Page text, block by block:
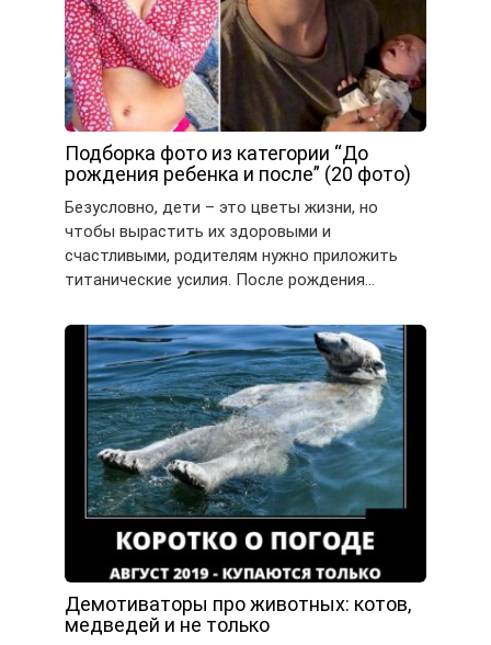
Подборка фото из категории “До
рождения ребенка и после” (20 фото)
Безусловно, дети – это цветы жизни, но
чтобы вырастить их здоровыми и
счастливыми, родителям нужно приложить
титанические усилия. После рождения…
Демотиваторы про животных: котов,
медведей и не только